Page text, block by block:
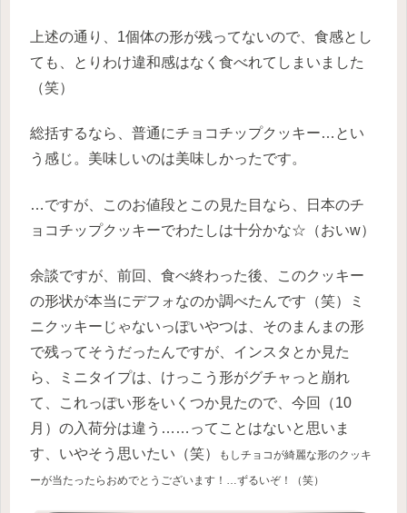
上述の通り、1個体の形が残ってないので、食感とし
ても、とりわけ違和感はなく食べれてしまいました
（笑）
総括するなら、普通にチョコチップクッキー…とい
う感じ。美味しいのは美味しかったです。
…ですが、このお値段とこの見た目なら、日本のチ
ョコチップクッキーでわたしは十分かな☆（おいw）
余談ですが、前回、食べ終わった後、このクッキー
の形状が本当にデフォなのか調べたんです（笑）ミ
ニクッキーじゃないっぽいやつは、そのまんまの形
で残ってそうだったんですが、インスタとか見た
ら、ミニタイプは、けっこう形がグチャっと崩れ
て、これっぽい形をいくつか見たので、今回（10
月）の入荷分は違う……ってことはないと思いま
す、いやそう思いたい（笑）
もしチョコが綺麗な形のクッキ
ーが当たったらおめでとうございます！…ずるいぞ！（笑）